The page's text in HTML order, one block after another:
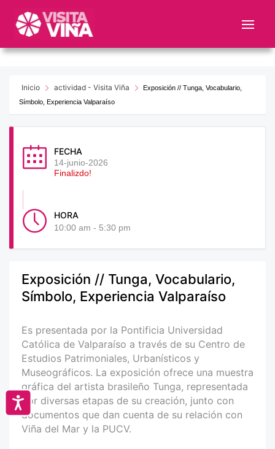
este
web
sistema
Accesibilidad
Inicio actividad - Visita Viña
Exposición // Tunga, Vocabulario,
Símbolo, Experiencia Valparaíso
FECHA
14-junio-2026
Finalizdo!
HORA
10:00 am - 5:30 pm
Exposición // Tunga, Vocabulario,
Símbolo, Experiencia Valparaíso
Es presentada por la Pontificia Universidad
Católica de Valparaíso a través de su Centro de
Estudios Patrimoniales, Urbanísticos y
Museográficos. La exposición ofrece una muestra
gráfica del artista brasileño Tunga, representada
por diversas etapas de su creación, junto con
documentos que dan cuenta de su relación con
Viña del Mar y la PUCV.